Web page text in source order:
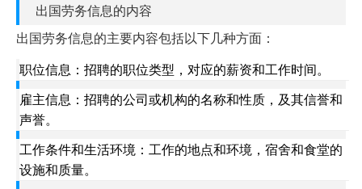
出国劳务信息的内容
出国劳务信息的主要内容包括以下几种方面：
职位信息：招聘的职位类型，对应的薪资和工作时间。
雇主信息：招聘的公司或机构的名称和性质，及其信誉和
声誉。
工作条件和生活环境：工作的地点和环境，宿舍和食堂的
设施和质量。